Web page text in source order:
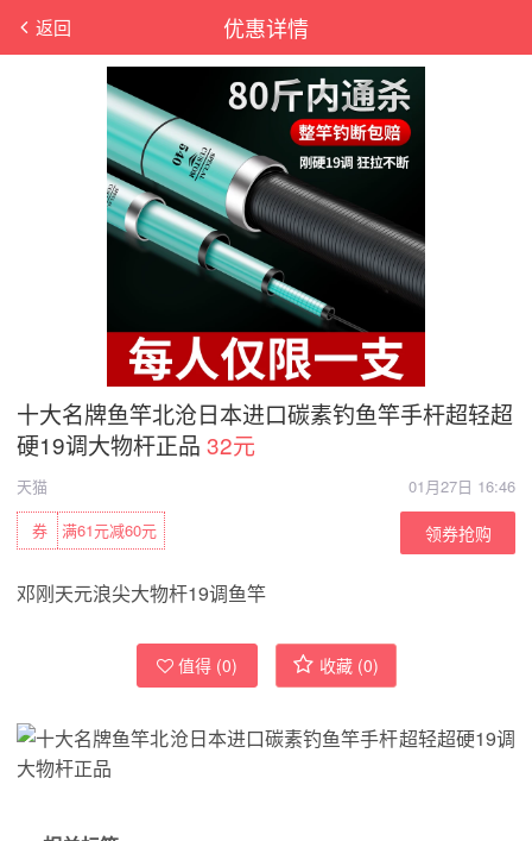
优惠详情
返回
十大名牌鱼竿北沧日本进口碳素钓鱼竿手杆超轻超
硬19调大物杆正品 32元
天猫
01月27日 16:46
满61元减60元
券 领券抢购
邓刚天元浪尖大物杆19调鱼竿
值得 (0) 收藏 (0)